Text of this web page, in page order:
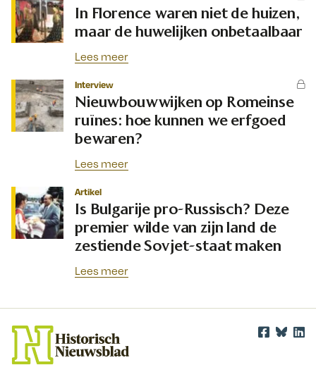
In Florence waren niet de huizen,
maar de huwelijken onbetaalbaar
Lees meer
Interview
Nieuwbouwwijken op Romeinse
ruïnes: hoe kunnen we erfgoed
bewaren?
Lees meer
Artikel
Is Bulgarije pro-Russisch? Deze
premier wilde van zijn land de
zestiende Sovjet-staat maken
Lees meer